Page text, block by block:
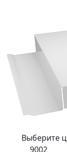
Выберите
9002